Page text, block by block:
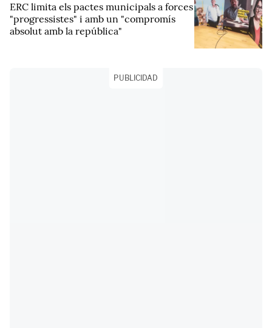
ERC limita els pactes municipals a forces
"progressistes" i amb un "compromís
absolut amb la república"
PUBLICIDAD